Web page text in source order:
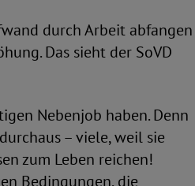
durch Arbeit abfangen
Das sieht der SoVD
Nebenjob haben. Denn
– viele, weil sie
zum Leben reichen!
Bedingungen, die